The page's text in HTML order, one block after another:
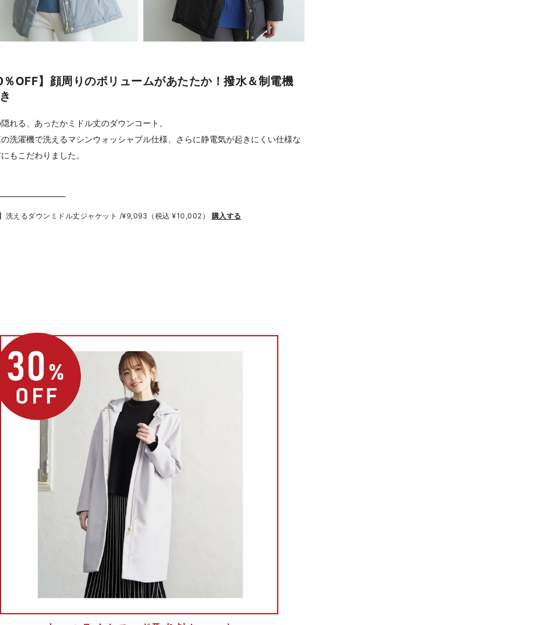
％OFF】顔周りのボリュームがあたたか！撥水＆制電機
れる、あったかミドル丈のダウンコート。
洗濯機で洗えるマシンウォッシャブル仕様、さらに静電気が起きにくい仕様な
もこだわりました。
】洗えるダウンミドル丈ジャケット /¥9,093（税込 ¥10,002） 購入する